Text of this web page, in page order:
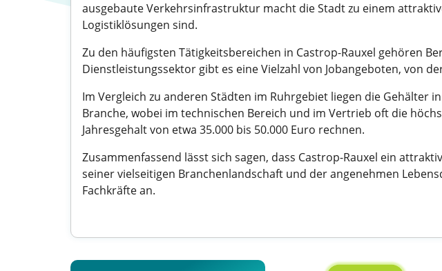
ausgebaute Verkehrsinfrastruktur macht die Stadt zu einem
Logistiklösungen sind.
Zu den häufigsten Tätigkeitsbereichen in Castrop-Rauxel gehören
Dienstleistungssektor gibt es eine Vielzahl von Jobangeboten, von
Im Vergleich zu anderen Städten im Ruhrgebiet liegen die Gehälter
Branche, wobei im technischen Bereich und im Vertrieb oft die
Jahresgehalt von etwa 35.000 bis 50.000 Euro rechnen.
Zusammenfassend lässt sich sagen, dass Castrop-Rauxel ein
seiner vielseitigen Branchenlandschaft und der angenehmen
Fachkräfte an.